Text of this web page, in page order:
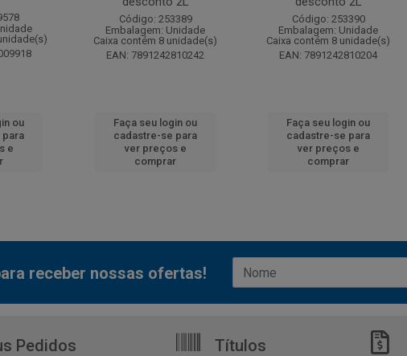
ou
e
Código: 253389
Embalagem: Unidade
Caixa contém 8 unidade(s)
EAN: 7891242810242
Faça seu login ou
cadastre-se para
ver preços e
comprar
Código: 253390
Embalagem: Unidade
Caixa contém 8 unidade(s)
EAN: 7891242810204
Faça seu login ou
cadastre-se para
ver preços e
comprar
receber nossas ofertas!
Pedidos Títulos